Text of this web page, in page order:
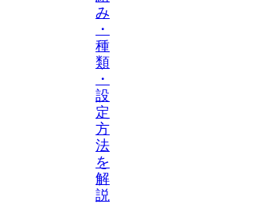
み
・
種
類
・
設
定
方
法
を
解
説